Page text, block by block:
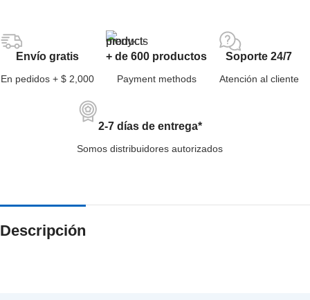
Envío gratis
En pedidos + $ 2,000
+ de 600 productos
Payment methods
Soporte 24/7
Atención al cliente
2-7 días de entrega*
Somos distribuidores autorizados
Descripción